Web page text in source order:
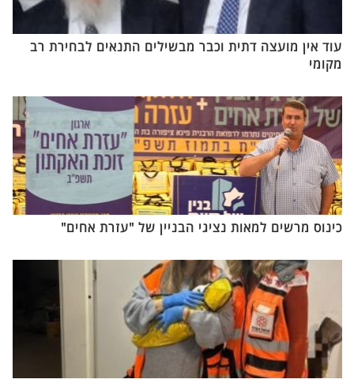
עוד אין מועצה דתית וכבר מבשילים התנאים לבחירת רב
מקומי
כינוס מרשים למאות נציגי הבניין של "עזרת אחים"